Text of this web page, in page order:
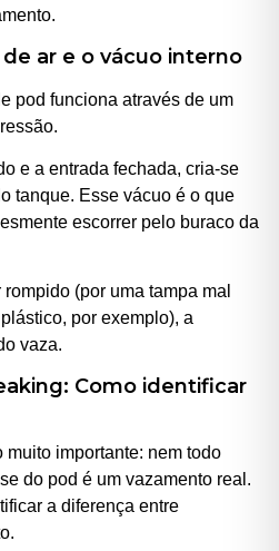
ar e o vácuo interno
pod funciona através de um
e a entrada fechada, cria-se
tanque. Esse vácuo é o que
escorrer pelo buraco da
(por uma tampa mal
por exemplo), a
vaza.
Como identificar
importante: nem todo
do pod é um vazamento real.
a diferença entre